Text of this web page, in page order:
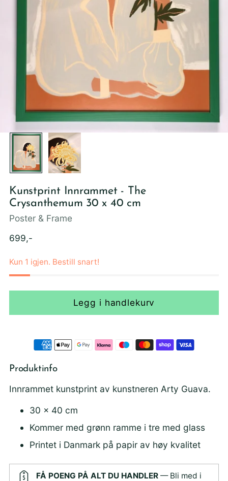
Kunstprint Innrammet - The
Crysanthemum 30 x 40 cm
Poster & Frame
Ordinær
699,-
Kun 1 igjen. Bestill snart!
Legg i handlekurv
Produktinfo
Innrammet kunstprint av kunstneren Arty Guava.
30 x 40 cm
Kommer med grønn ramme i tre med glass
Printet i Danmark på papir av høy kvalitet
FÅ POENG PÅ ALT DU HANDLER — Bli med i